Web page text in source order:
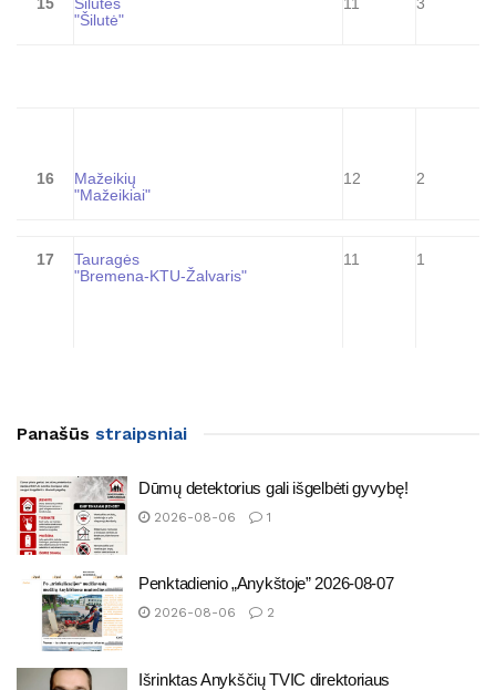
15
Šilutės
"Šilutė"
11 3
16
Mažeikių
"Mažeikiai"
12 2
17
Tauragės
"Bremena-KTU-Žalvaris"
11 1
Panašūs straipsniai
Dūmų detektorius gali išgelbėti gyvybę!
2026-08-06 1
Penktadienio „Anykštoje” 2026-08-07
2026-08-06 2
Išrinktas Anykščių TVIC direktoriaus